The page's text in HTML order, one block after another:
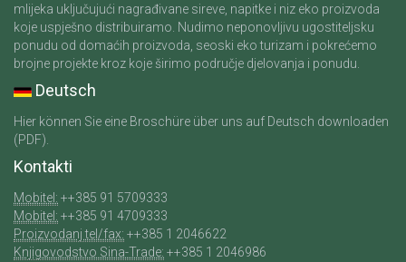
mlijeka uključujući nagrađivane sireve, napitke i niz eko proizvoda
koje uspješno distribuiramo. Nudimo neponovljivu ugostiteljsku
ponudu od domaćih proizvoda, seoski eko turizam i pokrećemo
brojne projekte kroz koje širimo područje djelovanja i ponudu.
Deutsch
Hier können Sie eine Broschüre über uns auf Deutsch downloaden
(PDF).
Kontakti
Mobitel: ++385 91 5709333
Mobitel: ++385 91 4709333
Proizvodanj tel/fax: ++385 1 2046622
Knjigovodstvo Sina-Trade: ++385 1 2046986